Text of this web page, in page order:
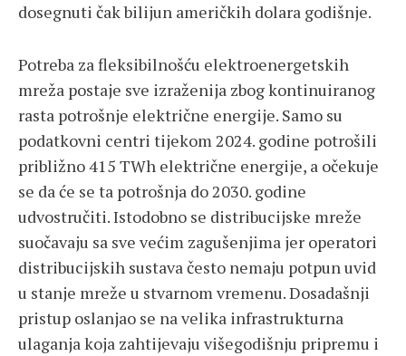
dosegnuti čak bilijun američkih dolara godišnje.
Potreba za fleksibilnošću elektroenergetskih
mreža postaje sve izraženija zbog kontinuiranog
rasta potrošnje električne energije. Samo su
podatkovni centri tijekom 2024. godine potrošili
približno 415 TWh električne energije, a očekuje
se da će se ta potrošnja do 2030. godine
udvostručiti. Istodobno se distribucijske mreže
suočavaju sa sve većim zagušenjima jer operatori
distribucijskih sustava često nemaju potpun uvid
u stanje mreže u stvarnom vremenu. Dosadašnji
pristup oslanjao se na velika infrastrukturna
ulaganja koja zahtijevaju višegodišnju pripremu i